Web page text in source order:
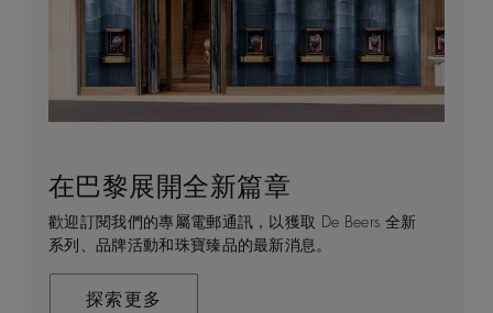
在巴黎展開全新篇章
歡迎訂閱我們的專屬電郵通訊，以獲取 De Beers 全新
系列、品牌活動和珠寶臻品的最新消息。
探索更多
守護永恒
De Beers 在全球珠寶領域獨樹一幟，因為我們是唯一
與鑽石原產地有直接連結的奢華珠寶品牌。
探索更多
顧客服務
無論您是透過線上購物或造訪實體精品店，我們始終致
力於為您提供個人化的購物體驗。預約於店內或線上進
De Beers 的世界
De Beers 成立於倫敦，靈感來自非洲的自然，是奢華
鑽石珠寶的巔峰。我們的創意和工藝將鑽石轉化為永恆